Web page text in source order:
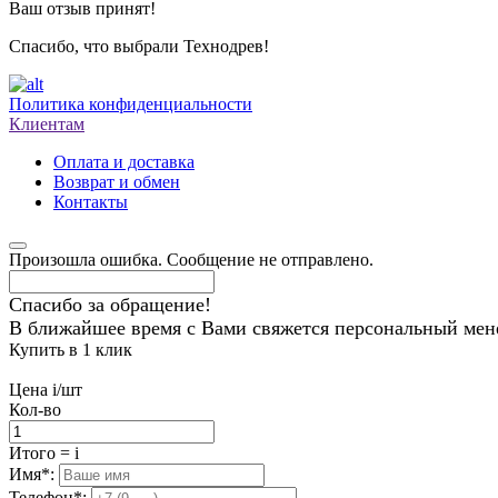
Ваш отзыв принят!
Спасибо, что выбрали Технодрев!
Политика конфиденциальности
Клиентам
Оплата и доставка
Возврат и обмен
Контакты
Произошла ошибка. Сообщение не отправлено.
Спасибо за обращение!
В ближайшее время с Вами свяжется персональный
Купить в 1 клик
Цена i/шт
Кол-во
Итого = i
Имя*: